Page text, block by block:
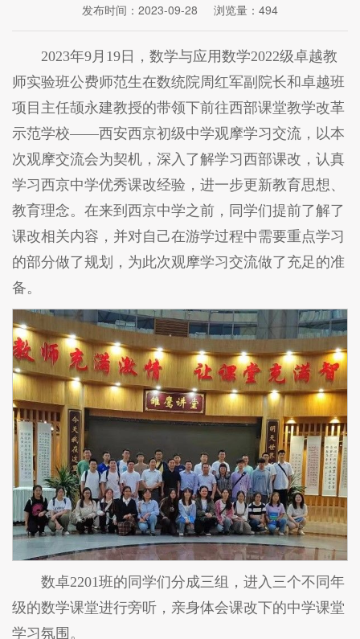
发布时间：2023-09-28 浏览量： 494
2023年9月19日，数学与应用数学2022级卓越教
师实验班公费师范生在数统院周红军副院长和卓越班
项目主任颉永建教授的带领下前往西部课堂教学改革
示范学校——西安西京初级中学观摩学习交流，以本
次观摩交流会为契机，深入了解学习西部课改，认真
学习西京中学优秀课改经验，进一步更新教育思想、
教育理念。在来到西京中学之前，同学们提前了解了
课改相关内容，并对自己在游学过程中需要重点学习
的部分做了规划，为此次观摩学习交流做了充足的准
备。
数卓2201班的同学们分成三组，进入三个不同年
级的数学课堂进行旁听，亲身体会课改下的中学课堂
学习氛围。